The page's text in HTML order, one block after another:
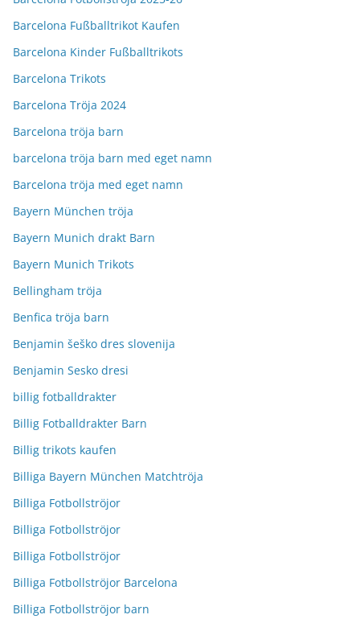
Barcelona Fußballtrikot Kaufen
Barcelona Kinder Fußballtrikots
Barcelona Trikots
Barcelona Tröja 2024
Barcelona tröja barn
barcelona tröja barn med eget namn
Barcelona tröja med eget namn
Bayern München tröja
Bayern Munich drakt Barn
Bayern Munich Trikots
Bellingham tröja
Benfica tröja barn
Benjamin šeško dres slovenija
Benjamin Sesko dresi
billig fotballdrakter
Billig Fotballdrakter Barn
Billig trikots kaufen
Billiga Bayern München Matchtröja
Billiga Fotbollströjor
Billiga Fotbollströjor
Billiga Fotbollströjor
Billiga Fotbollströjor Barcelona
Billiga Fotbollströjor barn